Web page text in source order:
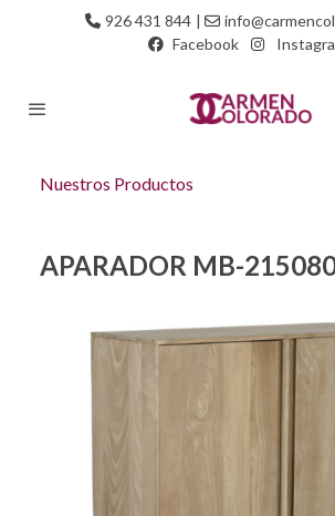
926 431 844 |
Facebook
Nuestros Productos
APARADOR MB-